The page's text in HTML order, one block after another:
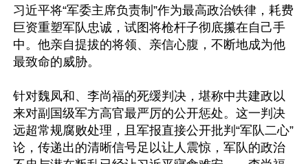
习近平将“军委主席负责制”作为最高政治铁律，耗费
巨资重塑军队忠诚，试图将枪杆子彻底攥在自己手
中。他亲自提拔的将领、亲信心腹，不断地成为他
最致命的威胁。
针对魏凤和、李尚福的死缓判决，堪称中共建政以
来对副国级军方高官最严厉的公开惩处。这一判决
远超常规腐败处理，且军报直接公开批判“军队二心”
论，传递出的清晰信号足以让人震惊，军队的政治